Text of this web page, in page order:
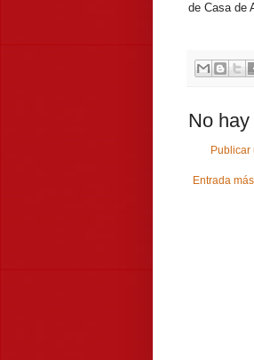
de Casa de
No
Publicar
Entrada